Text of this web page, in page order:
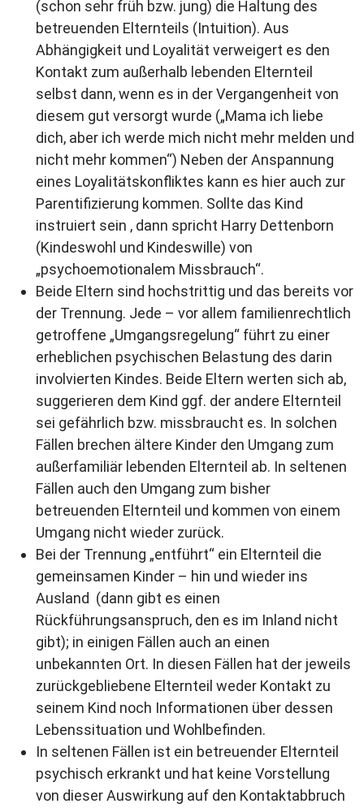
(schon sehr früh bzw. jung) die Haltung des
betreuenden Elternteils (Intuition). Aus
Abhängigkeit und Loyalität verweigert es den
Kontakt zum außerhalb lebenden Elternteil
selbst dann, wenn es in der Vergangenheit von
diesem gut versorgt wurde („Mama ich liebe
dich, aber ich werde mich nicht mehr melden und
nicht mehr kommen“) Neben der Anspannung
eines Loyalitätskonfliktes kann es hier auch zur
Parentifizierung kommen. Sollte das Kind
instruiert sein , dann spricht Harry Dettenborn
(Kindeswohl und Kindeswille) von
„psychoemotionalem Missbrauch“.
Beide Eltern sind hochstrittig und das bereits vor
der Trennung. Jede – vor allem familienrechtlich
getroffene „Umgangsregelung“ führt zu einer
erheblichen psychischen Belastung des darin
involvierten Kindes. Beide Eltern werten sich ab,
suggerieren dem Kind ggf. der andere Elternteil
sei gefährlich bzw. missbraucht es. In solchen
Fällen brechen ältere Kinder den Umgang zum
außerfamiliär lebenden Elternteil ab. In seltenen
Fällen auch den Umgang zum bisher
betreuenden Elternteil und kommen von einem
Umgang nicht wieder zurück.
Bei der Trennung „entführt“ ein Elternteil die
gemeinsamen Kinder – hin und wieder ins
Ausland (dann gibt es einen
Rückführungsanspruch, den es im Inland nicht
gibt); in einigen Fällen auch an einen
unbekannten Ort. In diesen Fällen hat der jeweils
zurückgebliebene Elternteil weder Kontakt zu
seinem Kind noch Informationen über dessen
Lebenssituation und Wohlbefinden.
In seltenen Fällen ist ein betreuender Elternteil
psychisch erkrankt und hat keine Vorstellung
von dieser Auswirkung auf den Kontaktabbruch